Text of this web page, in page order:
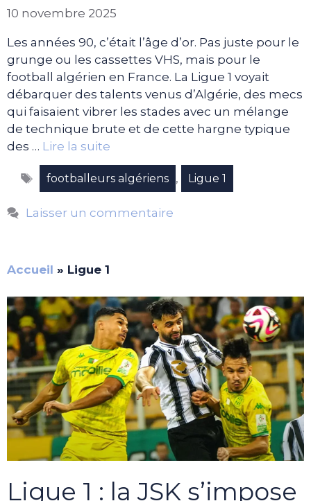
10 novembre 2025
Les années 90, c’était l’âge d’or. Pas juste pour le
grunge ou les cassettes VHS, mais pour le
football algérien en France. La Ligue 1 voyait
débarquer des talents venus d’Algérie, des mecs
qui faisaient vibrer les stades avec un mélange
de technique brute et de cette hargne typique
des … Lire la suite
Étiquettes
footballeurs algériens , Ligue 1
Laisser un commentaire
Accueil » Ligue 1
Ligue 1 : la JSK s’impose